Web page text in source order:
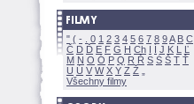
" ( - 0 1 2 3 4 5 6 7 8 9A B C
Č D Ď E F G H Ch I Í J K L
Ľ
M N O Ó P Q R Ř S Ś T Ť
U Ú V W X Y Z
Všechny filmy